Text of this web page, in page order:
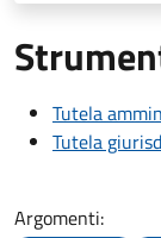
Tutela
Tutela
Argomenti: